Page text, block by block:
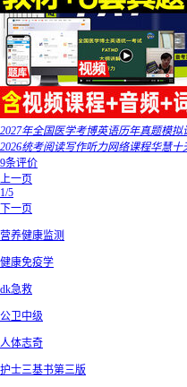
2027年全国医学考博英语历年真题模
2026统考阅读写作听力网络课程华慧
9条评价
上一页
1/5
下一页
营养健康监测
健康免疫学
dk急救
公卫中级
人体志奇
护士三基书第三版